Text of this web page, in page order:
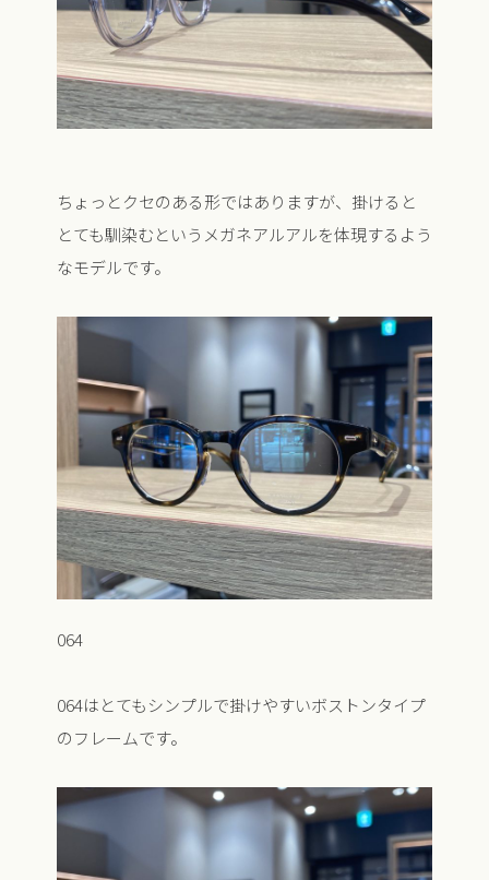
ちょっとクセのある形ではありますが、掛けると
とても馴染むというメガネアルアルを体現するよう
なモデルです。
064
064はとてもシンプルで掛けやすいボストンタイプ
のフレームです。